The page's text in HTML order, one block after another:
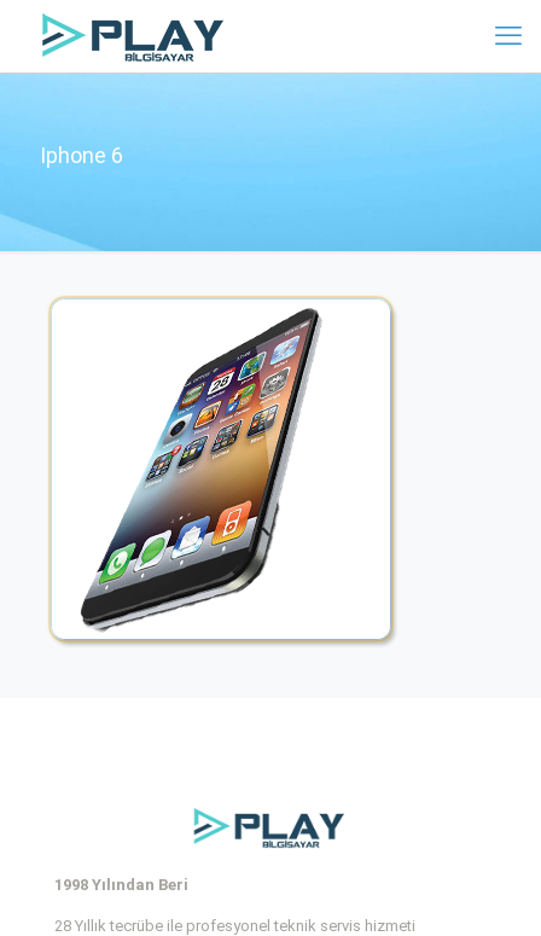
Iphone 6
1998 Yılından Beri
28 Yıllık tecrübe ile profesyonel teknik servis hizmeti